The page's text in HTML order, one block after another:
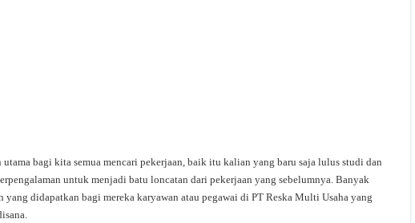
bagi kita semua mencari pekerjaan, baik itu kalian yang baru saja lulus studi dan
untuk menjadi batu loncatan dari pekerjaan yang sebelumnya. Banyak
yang didapatkan bagi mereka karyawan atau pegawai di PT Reska Multi Usaha yang